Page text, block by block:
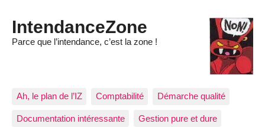
IntendanceZone
Parce que l’intendance, c’est la zone !
Ah, le plan de l’IZ Comptabilité Démarche qualité
Documentation intéressante Gestion pure et dure